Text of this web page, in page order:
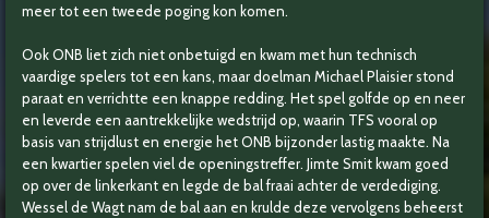
meer tot een tweede poging kon komen.
Ook ONB liet zich niet onbetuigd en kwam met hun technisch
vaardige spelers tot een kans, maar doelman Michael Plaisier stond
paraat en verrichtte een knappe redding. Het spel golfde op en neer
en leverde een aantrekkelijke wedstrijd op, waarin TFS vooral op
basis van strijdlust en energie het ONB bijzonder lastig maakte. Na
een kwartier spelen viel de openingstreffer. Jimte Smit kwam goed
op over de linkerkant en legde de bal fraai achter de verdediging.
Wessel de Wagt nam de bal aan en krulde deze vervolgens beheerst